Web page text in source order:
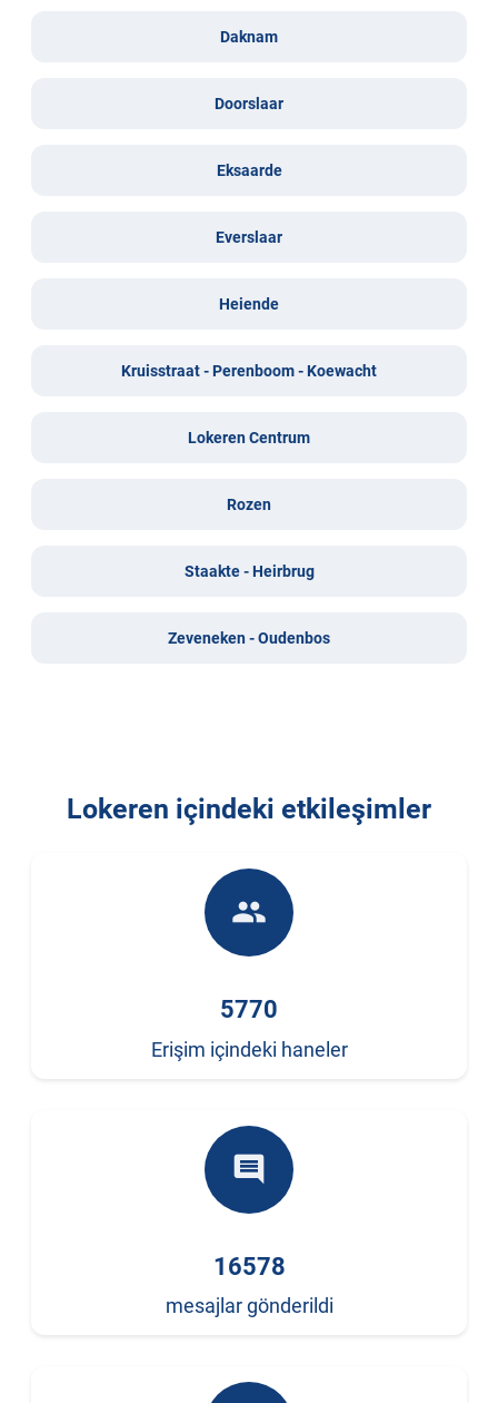
Daknam
Doorslaar
Eksaarde
Everslaar
Heiende
Kruisstraat - Perenboom - Koewacht
Lokeren Centrum
Rozen
Staakte - Heirbrug
Zeveneken - Oudenbos
Lokeren içindeki etkileşimler
people
5770
Erişim içindeki haneler
comment
16578
mesajlar gönderildi